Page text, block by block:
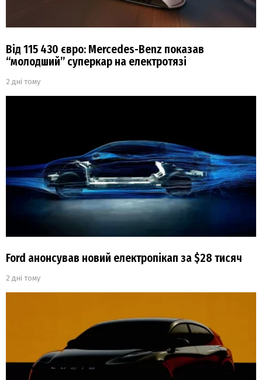
Від 115 430 євро: Mercedes-Benz показав
“молодший” суперкар на електротязі
2 дні тому
Ford анонсував новий електропікап за $28 тисяч
2 дні тому